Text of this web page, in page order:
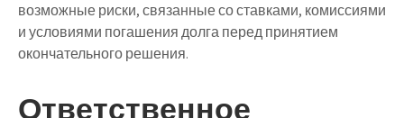
возможные риски, связанные со ставками, комиссиями
и условиями погашения долга перед принятием
окончательного решения.
Ответственное